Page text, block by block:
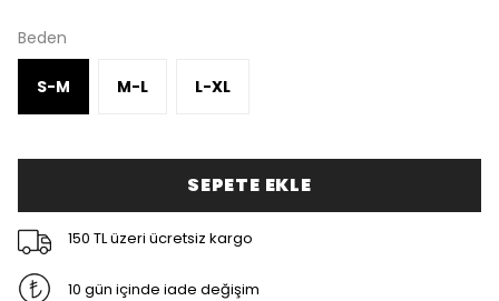
Beden
S-M M-L L-XL
SEPETE EKLE
150 TL üzeri ücretsiz kargo
10 gün içinde iade değişim